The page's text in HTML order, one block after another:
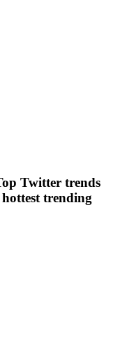
Twitter trends
trending